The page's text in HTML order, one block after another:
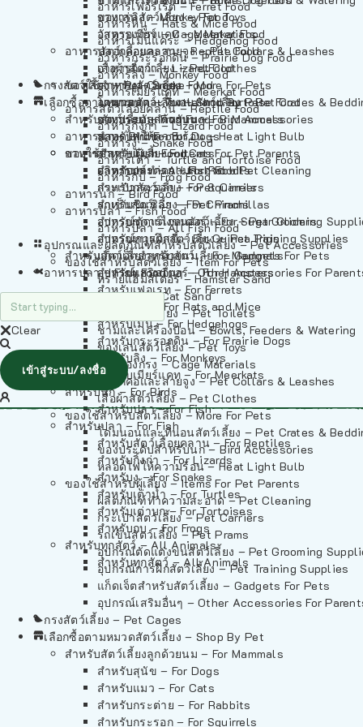
อาหารเฟอร์เร็ต – Ferret Food
อาหารหนู – Rats & Mice Food
อาหารเม่นแคระ – Hedgehog Food
อาหารกระรอกดิน – Prairie Dog Food
อาหารลิง – Monkey Food
อาหารเมียร์แคท – Meerkat Food
อาหารสัตว์เลี้อยคลาน – Reptile Food
อาหารกิ้งก่า – Lizard Food
อาหารงู – Snake Food
อาหารเต่า – Turtle and Tortoise Food
อาหารกบ – Frog Food
อาหารนก – Bird Food
อาหารปลา – Fish Food
อาหารปลา – All Fish Food
อุปกรณและผลิตภัณฑ์สำหรับสัตว์เลี้ยง – Pet Accessories
ของใช้สำหรับสัตว์เลี้ยง – Item For Pets
ทรายแฮมสเตอร์ – Hamster Sand
ทรายแมว – Cat Sand
ห้องน้ำสัตว์เลี้ยง – Pet Toilets
ชามและเครื่องป้อน – Bowls, Feeders & Watering
ของเล่นสัตว์เลี้ยง – Pet Toys
วัสดุรองกรง – Cage Materials
ปลอกคอและสายจูง – Pet Collars & Leashes
เสื้อผ้าสัตว์เลี้ยง – Pet Clothes
ของใช้สำหรับสัตว์เลี้ยง – More For Pets
โดมนอนและที่นอนสัตว์เลี้ยง – Pet Crates &
ของประดับสำหรับนก – Bird Accessories
หลอดไฟให้ความร้อน – Heat Light Bulb
ของใช้สำหรับผู้เลี้ยง – Items For Pet Parents
ผลิตภัณฑ์ทำความสะอาด – Pet Cleaning
กระเป๋าสัตว์เลี้ยง – Pet Carriers
รถเข็นสัตว์เลี้ยง – Pet Prams
อุปกรณ์ตัดแต่งขนสัตว์เลี้ยง – Pet Grooming
อุปกรณ์การฝึกสัตว์เลี้ยง – Pet Training Supplies
แก็ดเจ็ตสำหรับสัตว์เลี้ยง – Gadgets For Pets
อุปกรณ์เสริมอื่นๆ – Other Accessories For
กรงสัตว์เลี้ยง – Pet Cages
เลือกซื้อตามหมวดสัตว์เลี้ยง – Shop By Pet
สำหรับสัตว์เลี้ยงลูกด้วยนม – For Mammals
สำหรับสุนัข – For Dogs
สำหรับแมว – For Cats
สำหรับกระต่าย – For Rabbits
สำหรับกระรอก – For Squirrels
อาหารลิง – Monkey Food
อาหารเมียร์แคท – Meerkat Food
อาหารสัตว์เลี้อยคลาน – Reptile Food
อาหารกิ้งก่า – Lizard Food
อาหารงู – Snake Food
อาหารเต่า – Turtle and Tortoise Food
อาหารกบ – Frog Food
อาหารนก – Bird Food
อาหารปลา – Fish Food
อาหารปลา – All Fish Food
ของเล่นสัตว์เลี้ยง – Pet Toys
วัสดุรองกรง – Cage Materials
ปลอกคอและสายจูง – Pet Collars & Leashes
เสื้อผ้าสัตว์เลี้ยง – Pet Clothes
ของใช้สำหรับสัตว์เลี้ยง – More For Pets
โดมนอนและที่นอนสัตว์เลี้ยง – Pet Crates &
ของประดับสำหรับนก – Bird Accessories
หลอดไฟให้ความร้อน – Heat Light Bulb
ของใช้สำหรับผู้เลี้ยง – Items For Pet Parents
ผลิตภัณฑ์ทำความสะอาด – Pet Cleaning
กระเป๋าสัตว์เลี้ยง – Pet Carriers
รถเข็นสัตว์เลี้ยง – Pet Prams
อุปกรณ์ตัดแต่งขนสัตว์เลี้ยง – Pet Grooming
อุปกรณ์การฝึกสัตว์เลี้ยง – Pet Training Supplies
แก็ดเจ็ตสำหรับสัตว์เลี้ยง – Gadgets For Pets
อุปกรณ์เสริมอื่นๆ – Other Accessories For
กรงสัตว์เลี้ยง – Pet Cages
เลือกซื้อตามหมวดสัตว์เลี้ยง – Shop By Pet
สำหรับสัตว์เลี้ยงลูกด้วยนม – For Mammals
สำหรับสุนัข – For Dogs
สำหรับแมว – For Cats
สำหรับกระต่าย – For Rabbits
สำหรับกระรอก – For Squirrels
สำหรับชินชิล่า – For Chinchillas
สำหรับชูการ์ไกลเดอร์ – For Sugar Gliders
สำหรับหนูแกสบี้ – For Guinea Pigs
สำหรับสัตว์เลี้ยงลูกด้วยนม – For Mammals
สำหรับแฮมสเตอร์ – For Hamsters
สำหรับเฟอเรท – For Ferrets
สำหรับหนู – For Rats and Mice
สำหรับเม่น – For Hedgehogs
สำหรับกระรอกดิน – For Prairie Dogs
สำหรับลิง – For Monkeys
สำหรับเมียร์แคท – For Meerkats
สำหรับนก – For Birds
สำหรับปลา – For Fish
สำหรับปลา – For Fish
สำหรับสัตว์เลื้อยคลาน – For Reptiles
สำหรับกิ้งก่า – For Lizards
สำหรับงู – For Snakes
สำหรับเต่าน้ำ – For Turtles
สำหรับเต่าบก – For Tortoises
สำหรับกบ – For Frogs
สำหรับทุกสัตว์ – All Animals
สำหรับทุกสัตว์ – All Animals
อาหารปลา – Fish Food
Clear
เข้าสู่ระบบ/ลงชื่อ